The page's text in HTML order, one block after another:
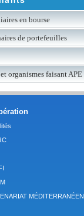
en bourse
de portefeuilles
organismes faisant APE
MÉDITERRANÉEN